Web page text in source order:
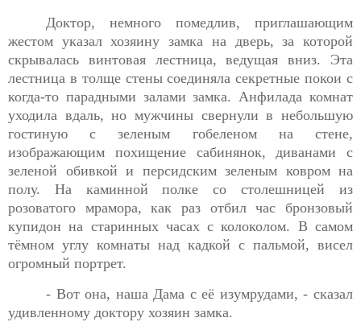
Доктор, немного помедлив, приглашающим
жестом указалхозяину замка на дверь, за которой
скрывалась винтовая лестница, ведущая вниз. Эта
лестница в толще стены соединяла секретные покои с
когда-то парадными залами замка. Анфилада комнат
уходила вдаль, но мужчины свернули в небольшую
гостиную с зеленым гобеленом на стене,
изображающим похищение сабинянок, диванами с
зеленой обивкой и персидским зеленым ковром на
полу. На каминной полке со столешницей из
розоватого мрамора, как раз отбил час бронзовый
купидон на старинных часах с колоколом. В самом
тёмном углу комнаты над кадкой с пальмой, висел
огромный портрет.
- Вот она, наша Дама с её изумрудами, - сказал
удивленному доктору хозяин замка.